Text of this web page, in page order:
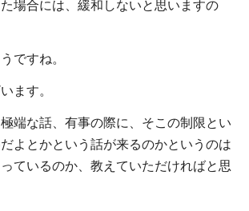
場合には、緩和しないと思いますの
ですね。
ます。
端な話、有事の際に、そこの制限とい
よとかという話が来るのかというのは
ているのか、教えていただければと思